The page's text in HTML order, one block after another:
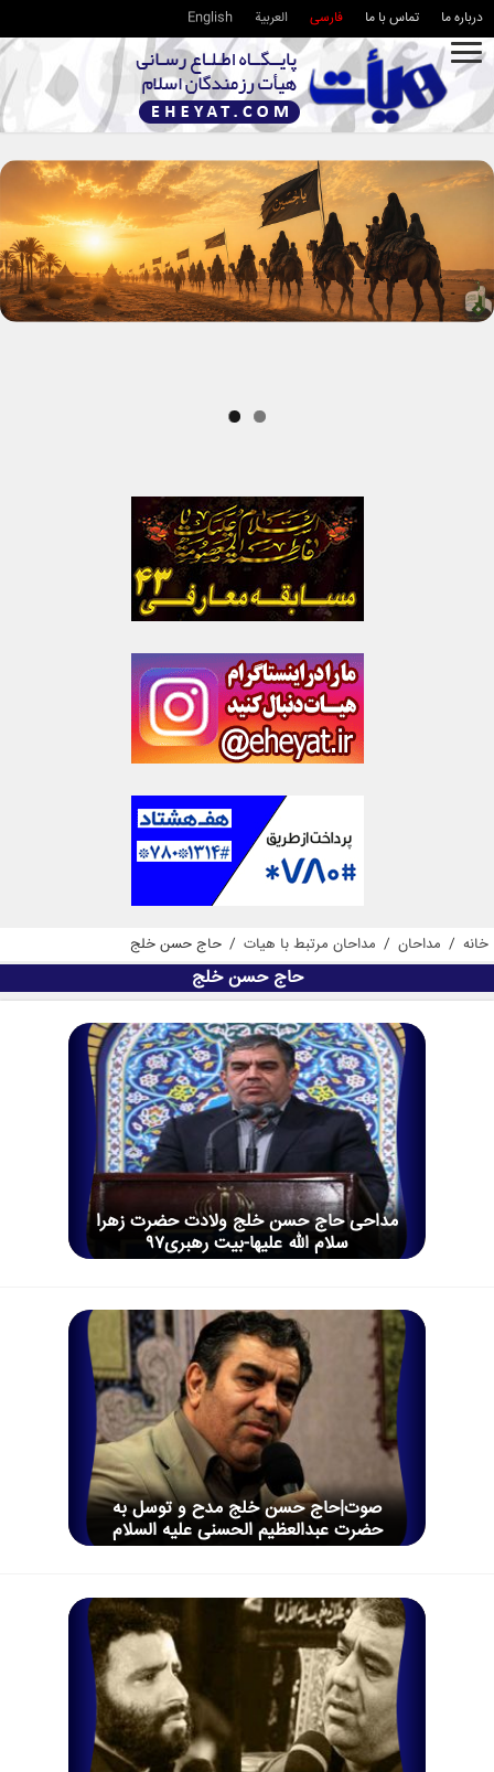
درباره ما تماس با ما فارسی العربية English
خانه / مداحان / مداحان مرتبط با هیات / حاج حسن خلج
حاج حسن خلج
مداحی حاج حسن خلج ولادت حضرت زهرا
سلام الله علیها-بیت رهبری97
صوت|حاج حسن خلج مدح و توسل به
حضرت عبدالعظیم الحسنی علیه السلام